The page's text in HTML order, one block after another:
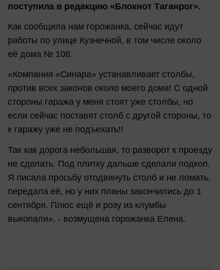
поступила в редакцию «Блокнот Таганрог».
Как сообщила нам горожанка, сейчас идут
работы по улице Кузнечной, в том числе около
её дома № 108.
«Компания «Синара» устанавливает столбы,
против всех законов около моего дома! С одной
стороны гаража у меня стоят уже столбы, но
если сейчас поставят столб с другой стороны, то
к гаражу уже не подъехать!!
Так как дорога небольшая, то разворот к проезду
не сделать. Под плитку дальше сделали подкоп.
Я писала просьбу отодвинуть столб и не ломать,
передала её, но у них планы закончились до 1
сентября. Плюс ещё и розу из клумбы
выкопали», - возмущена горожанка Елена.